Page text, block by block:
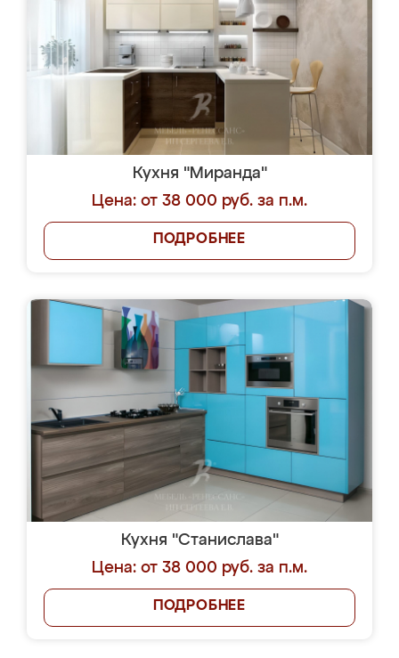
Кухня "Миранда"
Цена: от 38 000 руб. за п.м.
ПОДРОБНЕЕ
Кухня "Станислава"
Цена: от 38 000 руб. за п.м.
ПОДРОБНЕЕ